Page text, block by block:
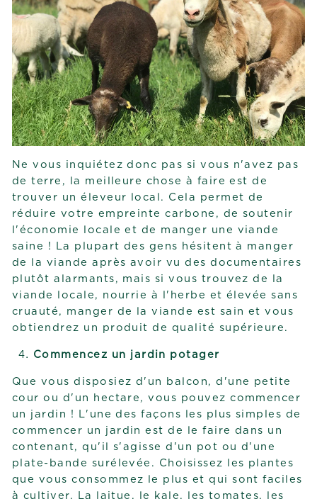
Ne vous inquiétez donc pas si vous n'avez pas
de terre, la meilleure chose à faire est de
trouver un éleveur local. Cela permet de
réduire votre empreinte carbone, de soutenir
l'économie locale et de manger une viande
saine ! La plupart des gens hésitent à manger
de la viande après avoir vu des documentaires
plutôt alarmants, mais si vous trouvez de la
viande locale, nourrie à l'herbe et élevée sans
cruauté, manger de la viande est sain et vous
obtiendrez un produit de qualité supérieure.
Commencez un jardin potager
Que vous disposiez d'un balcon, d'une petite
cour ou d'un hectare, vous pouvez commencer
un jardin ! L'une des façons les plus simples de
commencer un jardin est de le faire dans un
contenant, qu'il s'agisse d'un pot ou d'une
plate-bande surélevée. Choisissez les plantes
que vous consommez le plus et qui sont faciles
à cultiver. La laitue, le kale, les tomates, les